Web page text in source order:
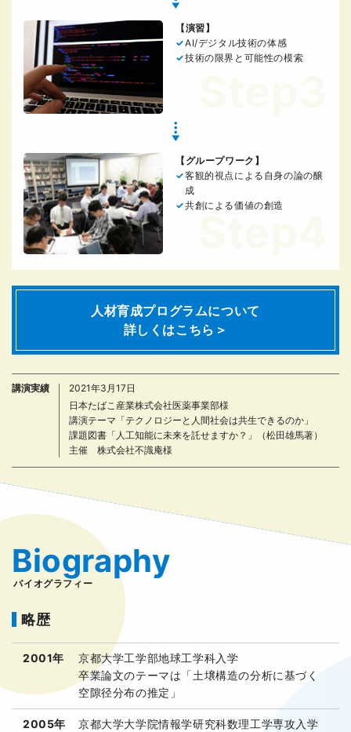
【演習】
AI/デジタル技術の体感
技術の限界と可能性の模索
【グループワーク】
客観的視点による自身の論の醸
成
共創による価値の創造
人材育成プログラムについて
詳しくはこちら＞
講演実績
2021年3月17日
日本たばこ産業株式会社医薬事業部様
講演テーマ「テクノロジーと人間社会は共生できるのか」
課題図書「人工知能に未来を託せますか？」（松田雄馬著）
主催 株式会社不識庵様
Biography
バイオグラフィー
略歴
2001年
京都大学工学部地球工学科入学
卒業論文のテーマは「土壌構造の分析に基づく
空隙径分布の推定」
2005年
京都大学大学院情報学研究科数理工学専攻入学